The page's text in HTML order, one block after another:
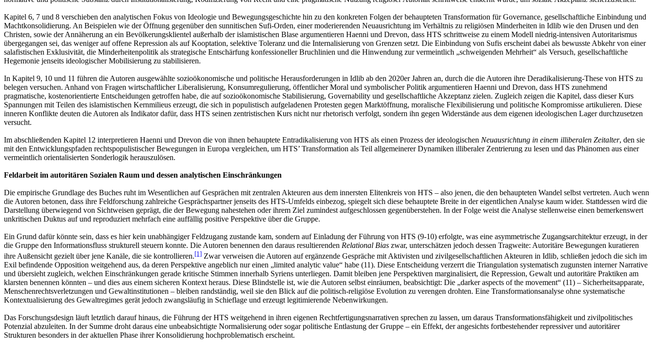
Kapitel 6, 7 und 8 verschieben den analytischen Fokus von Ideologie und Bewegungsgeschichte hin zu den konkreten Folgen der behaupteten Transformation für Governance, gesellschaftliche Einbindung und
Machtkonsolidierung. An Beispielen wie der Öffnung gegenüber den sunnitischen Sufi-Orden, einer moderierenden Neuausrichtung im Verhältnis zu religiösen Minderheiten in Idlib wie den Drusen und den
Christen, sowie der Annäherung an ein Bevölkerungsklientel außerhalb der islamistischen Blase argumentieren Haenni und Drevon, dass HTS schrittweise zu einem Modell niedrig-intensiven Autoritarismus
übergegangen sei, das weniger auf offene Repression als auf Kooptation, selektive Toleranz und die Internalisierung von Grenzen setzt. Die Einbindung von Sufis erscheint dabei als bewusste Abkehr von einer
salafistischen Exklusivität, die Minderheitenpolitik als strategische Entschärfung konfessioneller Bruchlinien und die Hinwendung zur vermeintlich „schweigenden Mehrheit“ als Versuch, gesellschaftliche
Hegemonie jenseits ideologischer Mobilisierung zu stabilisieren.
In Kapitel 9, 10 und 11 führen die Autoren ausgewählte sozioökonomische und politische Herausforderungen in Idlib ab den 2020er Jahren an, durch die die Autoren ihre Deradikalisierung-These von HTS zu
belegen versuchen. Anhand von Fragen wirtschaftlicher Liberalisierung, Konsumregulierung, öffentlicher Moral und symbolischer Politik argumentieren Haenni und Drevon, dass HTS zunehmend
pragmatische, kostenorientierte Entscheidungen getroffen habe, die auf sozioökonomische Stabilisierung, Governability und gesellschaftliche Akzeptanz zielen. Zugleich zeigen die Kapitel, dass dieser Kurs
Spannungen mit Teilen des islamistischen Kernmilieus erzeugt, die sich in populistisch aufgeladenen Protesten gegen Marktöffnung, moralische Flexibilisierung und politische Kompromisse artikulieren. Diese
inneren Konflikte deuten die Autoren als Indikator dafür, dass HTS seinen zentristischen Kurs nicht nur rhetorisch verfolgt, sondern ihn gegen Widerstände aus dem eigenen ideologischen Lager durchzusetzen
versucht.
Im abschließenden Kapitel 12 interpretieren Haenni und Drevon die von ihnen behauptete Entradikalisierung von HTS als einen Prozess der ideologischen Neuausrichtung in einem illiberalen Zeitalter, den sie
mit den Entwicklungspfaden rechtspopulistischer Bewegungen in Europa vergleichen, um HTS’ Transformation als Teil allgemeinerer Dynamiken illiberaler Zentrierung zu lesen und das Phänomen aus einer
vermeintlich orientalisierten Sonderlogik herauszulösen.
Feldarbeit im autoritären Sozialen Raum und dessen analytischen Einschränkungen
Die empirische Grundlage des Buches ruht im Wesentlichen auf Gesprächen mit zentralen Akteuren aus dem innersten Elitenkreis von HTS – also jenen, die den behaupteten Wandel selbst vertreten. Auch wenn
die Autoren betonen, dass ihre Feldforschung zahlreiche Gesprächspartner jenseits des HTS-Umfelds einbezog, spiegelt sich diese behauptete Breite in der eigentlichen Analyse kaum wider. Stattdessen wird die
Darstellung überwiegend von Sichtweisen geprägt, die der Bewegung nahestehen oder ihrem Ziel zumindest aufgeschlossen gegenüberstehen. In der Folge weist die Analyse stellenweise einen bemerkenswert
unkritischen Duktus auf und reproduziert mehrfach eine auffällig positive Perspektive über die Gruppe.
Ein Grund dafür könnte sein, dass es hier kein unabhängiger Feldzugang zustande kam, sondern auf Einladung der Führung von HTS (9-10) erfolgte, was eine asymmetrische Zugangsarchitektur erzeugt, in der
die Gruppe den Informationsfluss strukturell steuern konnte. Die Autoren benennen den daraus resultierenden Relational Bias zwar, unterschätzen jedoch dessen Tragweite: Autoritäre Bewegungen kuratieren
ihre Außensicht gezielt über jene Kanäle, die sie kontrollieren.[1] Zwar verweisen die Autoren auf ergänzende Gespräche mit Aktivisten und zivilgesellschaftlichen Akteuren in Idlib, schließen jedoch die sich im
Exil befindende Opposition weitgehend aus, da deren Perspektive angeblich nur einen „limited analytic value“ habe (11). Diese Entscheidung verzerrt die Triangulation systematisch zugunsten interner Narrative
und übersieht zugleich, welchen Einschränkungen gerade kritische Stimmen innerhalb Syriens unterliegen. Damit bleiben jene Perspektiven marginalisiert, die Repression, Gewalt und autoritäre Praktiken am
klarsten benennen könnten – und dies aus einem sicheren Kontext heraus. Diese Blindstelle ist, wie die Autoren selbst einräumen, beabsichtigt: Die „darker aspects of the movement“ (11) – Sicherheitsapparate,
Menschenrechtsverletzungen und Gewaltinstitutionen – bleiben randständig, weil sie den Blick auf die politisch-religiöse Evolution zu verengen drohten. Eine Transformationsanalyse ohne systematische
Kontextualisierung des Gewaltregimes gerät jedoch zwangsläufig in Schieflage und erzeugt legitimierende Nebenwirkungen.
Das Forschungsdesign läuft letztlich darauf hinaus, die Führung der HTS weitgehend in ihren eigenen Rechtfertigungsnarrativen sprechen zu lassen, um daraus Transformationsfähigkeit und zivilpolitisches
Potenzial abzuleiten. In der Summe droht daraus eine unbeabsichtigte Normalisierung oder sogar politische Entlastung der Gruppe – ein Effekt, der angesichts fortbestehender repressiver und autoritärer
Strukturen besonders in der aktuellen Phase ihrer Konsolidierung hochproblematisch erscheint.